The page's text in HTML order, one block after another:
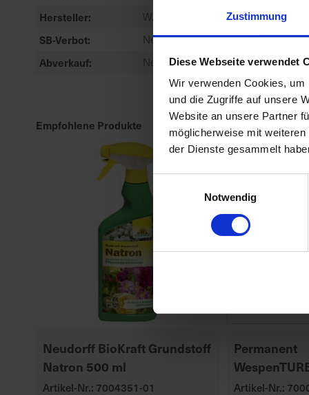
Zustimmung
Diese Webseite verwendet
Wir verwenden Cookies,
und die Zugriffe auf unsere
Website an unsere Partner
möglicherweise mit
der Dienste gesammelt
Notwendig
Hersteller W. Neudorff GmbH KG
SB-Verbot Nein
Abverkauf Nein
Empfohlene Produkte
Neudorff BioKraft Grundstoff
Natron 500 ml
Artikel-Nr.: 7004351-01
Permanent
Artikel-Nr.: